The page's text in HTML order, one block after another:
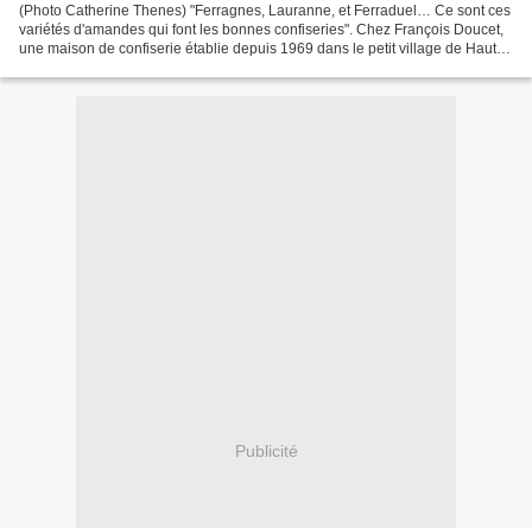
(Photo Catherine Thenes) "Ferragnes, Lauranne, et Ferraduel… Ce sont ces
variétés d'amandes qui font les bonnes confiseries". Chez François Doucet,
une maison de confiserie établie depuis 1969 dans le petit village de Haute-
Publicité